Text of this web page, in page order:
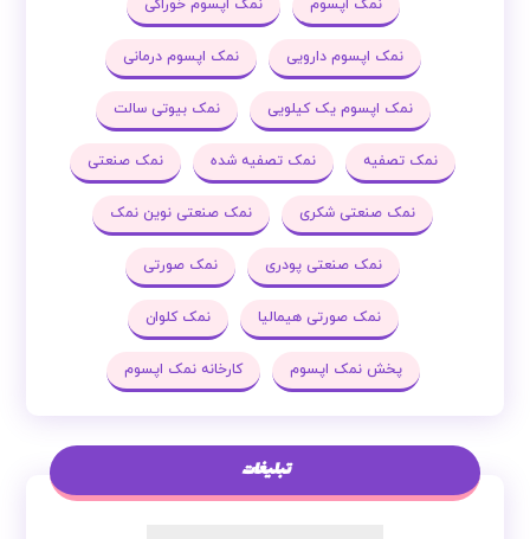
نمک اپسوم نمک اپسوم خوراکی
نمک اپسوم دارویی نمک اپسوم درمانی
نمک اپسوم یک کیلویی نمک بیوتی سالت
نمک تصفیه نمک تصفیه شده نمک صنعتی
نمک صنعتی شکری نمک صنعتی نوین نمک
نمک صنعتی پودری نمک صورتی
نمک صورتی هیمالیا نمک کلوان
پخش نمک اپسوم کارخانه نمک اپسوم
تبلیغات